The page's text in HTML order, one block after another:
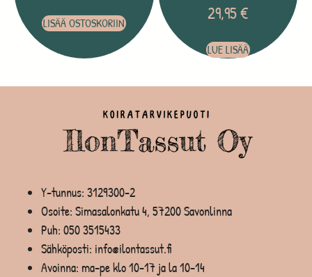
LISÄÄ OSTOSKORIIN 29,95€
LUE LISÄÄ
Y-tunnus: 3129300-2
Osoite: Simasalonkatu 4, 57200 Savonlinna
Puh: 050 3515433
Sähköposti: info@ilontassut.fi
Avoinna: ma-pe klo 10-17 ja la 10-14